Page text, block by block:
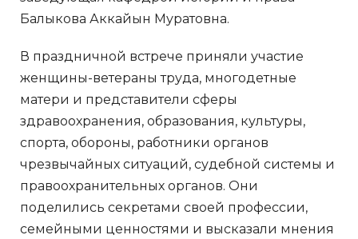
Балыкова Аккайын Муратовна.
В праздничной встрече приняли участие
женщины-ветераны труда, многодетные
матери и представители сферы
здравоохранения, образования, культуры,
спорта, обороны, работники органов
чрезвычайных ситуаций, судебной системы и
правоохранительных органов. Они
поделились секретами своей профессии,
семейными ценностями и высказали мнения